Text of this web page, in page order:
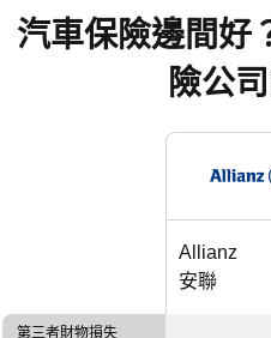
汽車保險邊間好
險公
Allianz
安聯
第三者財物損失